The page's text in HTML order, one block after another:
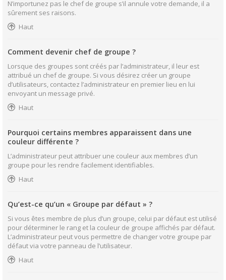
N’importunez pas le chef de groupe s’il annule votre demande, il a
sûrement ses raisons.
Haut
Comment devenir chef de groupe ?
Lorsque des groupes sont créés par l’administrateur, il leur est
attribué un chef de groupe. Si vous désirez créer un groupe
d’utilisateurs, contactez l’administrateur en premier lieu en lui
envoyant un message privé.
Haut
Pourquoi certains membres apparaissent dans une
couleur différente ?
L’administrateur peut attribuer une couleur aux membres d’un
groupe pour les rendre facilement identifiables.
Haut
Qu’est-ce qu’un « Groupe par défaut » ?
Si vous êtes membre de plus d’un groupe, celui par défaut est utilisé
pour déterminer le rang et la couleur de groupe affichés par défaut.
L’administrateur peut vous permettre de changer votre groupe par
défaut via votre panneau de l’utilisateur.
Haut